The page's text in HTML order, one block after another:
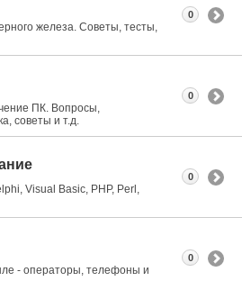
железа. Советы, тесты,
0
ПК. Вопросы,
советы и т.д.
0
Visual Basic, PHP, Perl,
0
- операторы, телефоны и
0